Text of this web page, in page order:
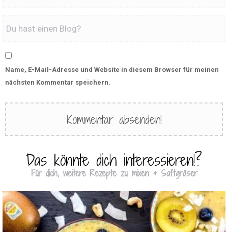
Name, E-Mail-Adresse und Website in diesem Browser für meinen
nächsten Kommentar speichern.
Das könnte dich interessieren!?
Für dich, weitere Rezepte zu mixen & Saftgräser